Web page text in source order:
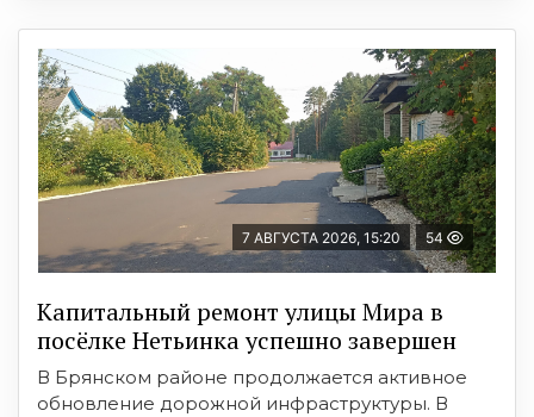
7 АВГУСТА 2026, 15:20 54
Капитальный ремонт улицы Мира в
посёлке Нетьинка успешно завершен
В Брянском районе продолжается активное
обновление дорожной инфраструктуры. В